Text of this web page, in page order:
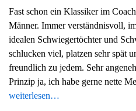
Fast schon ein Klassiker im
Männer. Immer verständnisvoll,
idealen Schwiegertöchter und
schlucken viel, platzen sehr spät
freundlich zu jedem. Sehr
Prinzip ja, ich habe gerne nette
weiterlesen…